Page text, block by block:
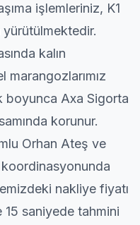
işlemleriniz, K1
kalın
marangozlarımız
boyunca Axa Sigorta
korunur.
Orhan Ateş ve
nakliye fiyatı
saniyede tahmini